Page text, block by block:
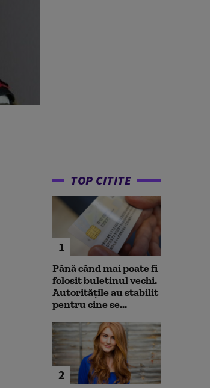
TOP CITITE
1
Până când mai poate fi
folosit buletinul vechi.
Autoritățile au stabilit
pentru cine se...
2